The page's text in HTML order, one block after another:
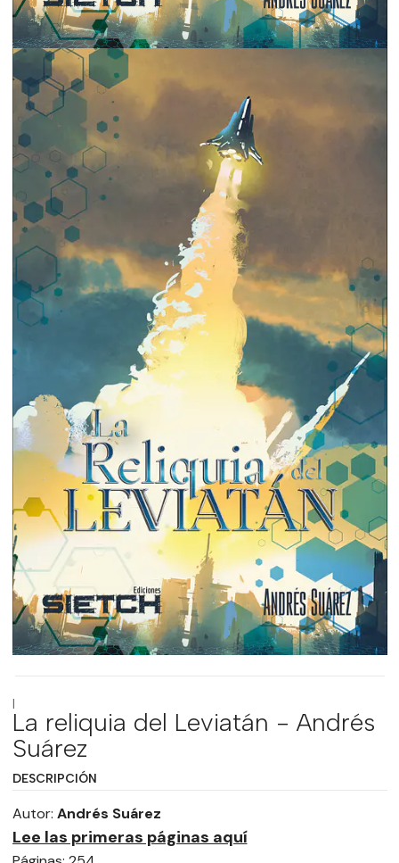
|
La reliquia del Leviatán - Andrés
Suárez
DESCRIPCIÓN
Autor: Andrés Suárez
Lee las primeras páginas aquí